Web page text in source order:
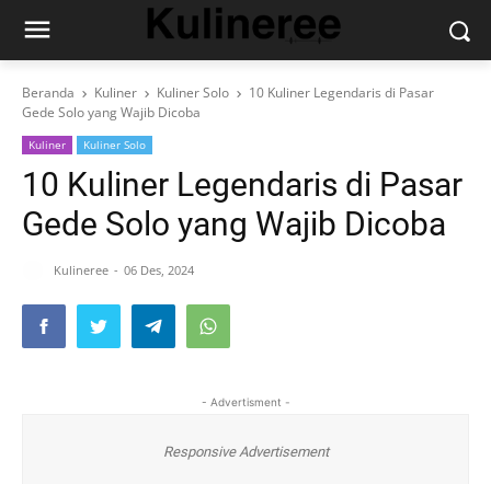
Beranda Kuliner Kuliner Solo
10 Kuliner Legendaris di Pasar
Gede Solo yang Wajib Dicoba
Kuliner Kuliner Solo
10 Kuliner Legendaris di Pasar
Gede Solo yang Wajib Dicoba
Kulineree 06 Des, 2024
- Advertisment -
Responsive Advertisement